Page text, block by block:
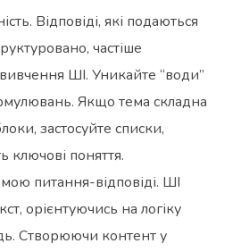
Відповіді, які подаються
частіше
ШІ. Уникайте “води”
Якщо тема складна
застосуйте списки,
ключові поняття.
питання-відповіді. ШІ
орієнтуючись на логіку
Створюючи контент у